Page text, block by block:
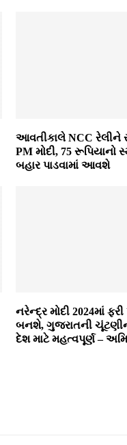
આવતીકાલે NCC રેલીને
PM મોદી, 75 રૂપિયાનો
બહાર પાડવામાં આવશે
નરેન્દ્ર મોદી 2024માં
બનશે, ગુજરાતની
દેશ માટે મહત્વપૂર્ણ –